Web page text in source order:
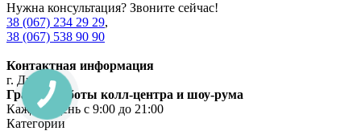
Нужна консультация? Звоните сейчас!
38 (067) 234 29 29,
38 (067) 538 90 90
Контактная информация
г. Днепр
График работы колл-центра и шоу-рума
Каждый день с 9:00 до 21:00
Категории